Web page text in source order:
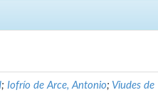
;Iofrío de Arce, Antonio; Viudes de